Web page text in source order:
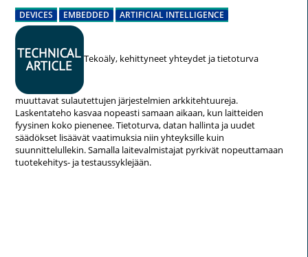
DEVICES EMBEDDED ARTIFICIAL INTELLIGENCE
Tekoäly, kehittyneet yhteydet ja tietoturva
muuttavat sulautettujen järjestelmien arkkitehtuureja.
Laskentateho kasvaa nopeasti samaan aikaan, kun laitteiden
fyysinen koko pienenee. Tietoturva, datan hallinta ja uudet
säädökset lisäävät vaatimuksia niin yhteyksille kuin
suunnittelullekin. Samalla laitevalmistajat pyrkivät nopeuttamaan
tuotekehitys- ja testaussyklejään.